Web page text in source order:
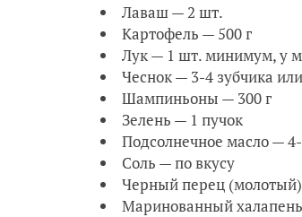
Лаваш — 2 шт.
Картофель — 500 г
Лук — 1 шт. минимум, у
Чеснок — 3-4 зубчика
Шампиньоны — 300 г
Зелень — 1 пучок
Подсолнечное масло —
Соль — по вкусу
Черный перец
Маринованный